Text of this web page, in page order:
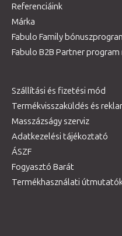
Referenciáink
Márka
Fabulo Family
Fabulo B2B Partner
Szállítási és fizetési mód
Termékvisszaküldés és
Masszázságy szerviz
Adatkezelési tájékoztató
ÁSZF
Fogyasztó Barát
Termékhasználati